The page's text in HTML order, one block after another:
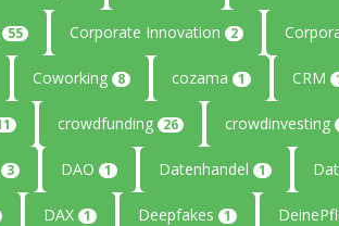
55 Corporate Innovation 2
Coworking 8 cozama 1 CRM
crowdfunding 26 crowdinvesting
3 DAO 1 Datenhandel 1
DAX 1 Deepfakes 1